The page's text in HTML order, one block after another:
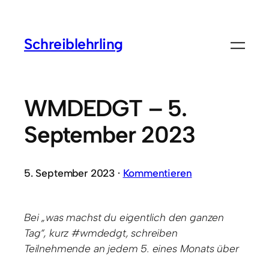
Schreiblehrling
WMDEDGT – 5.
September 2023
5. September 2023 · Kommentieren
Bei „was machst du eigentlich den ganzen
Tag“, kurz #wmdedgt, schreiben
Teilnehmende an jedem 5. eines Monats über